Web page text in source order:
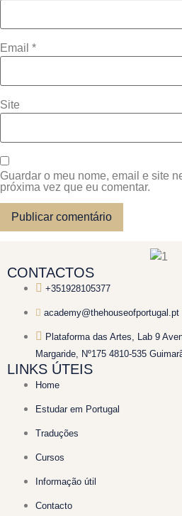
Email *
Site
Guardar o meu nome, email e site
próxima vez que eu comentar.
CONTACTOS
+351928105377
academy@thehouseofportugal.pt
Plataforma das Artes, Lab 9
Margaride, Nº175 4810-535
LINKS ÚTEIS
Home
Estudar em Portugal
Traduções
Cursos
Informação útil
Contacto